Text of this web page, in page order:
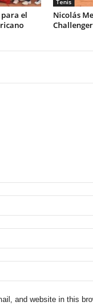
el
Tenis
Nicolás
and website in this